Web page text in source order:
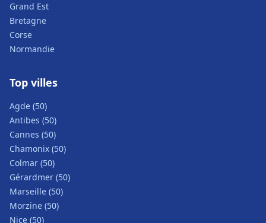
Grand Est
Bretagne
Corse
Normandie
Top villes
Agde (50)
Antibes (50)
Cannes (50)
Chamonix (50)
Colmar (50)
Gérardmer (50)
Marseille (50)
Morzine (50)
Nice (50)